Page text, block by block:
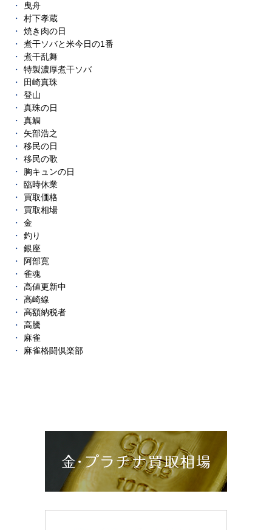
曳舟
村下孝蔵
焼き肉の日
煮干ソバと米今日の1番
煮干乱舞
特製濃厚煮干ソバ
田崎真珠
登山
真珠の日
真鯛
矢部浩之
移民の日
移民の歌
胸キュンの日
臨時休業
買取価格
買取相場
金
釣り
銀座
阿部寛
雀魂
高値更新中
高崎線
高額納税者
高騰
麻雀
麻雀格闘倶楽部